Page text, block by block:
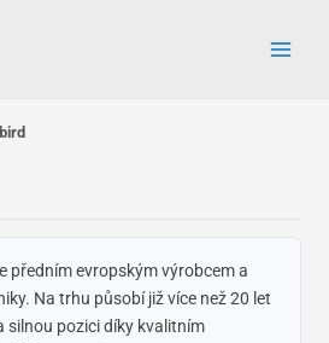
předním evropským výrobcem a
Na trhu působí již více než 20 let
silnou pozici díky kvalitním